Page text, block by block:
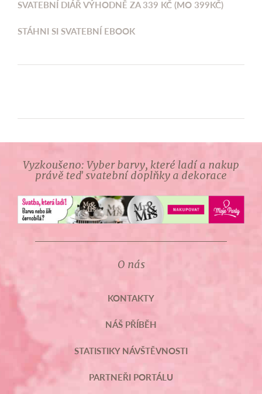
SVATEBNÍ DIÁŘ VÝHODNĚ ZA 339 KČ (MO 399KČ)
STÁHNI SI SVATEBNÍ EBOOK
Vyzkoušeno: Vyber barvy, které ladí a nakup
právě teď svatební doplňky a dekorace
O nás
KONTAKTY
NÁŠ PŘÍBĚH
STATISTIKY NÁVŠTĚVNOSTI
PARTNEŘI PORTÁLU